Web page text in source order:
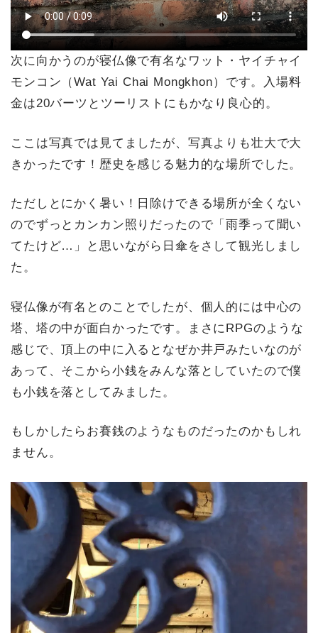
次に向かうのが寝仏像で有名なワット・ヤイチャイ
モンコン（Wat Yai Chai Mongkhon）です。入場料
金は20バーツとツーリストにもかなり良心的。
ここは写真では見てましたが、写真よりも壮大で大
きかったです！歴史を感じる魅力的な場所でした。
ただしとにかく暑い！日除けできる場所が全くない
のでずっとカンカン照りだったので「雨季って聞い
てたけど…」と思いながら日傘をさして観光しまし
た。
寝仏像が有名とのことでしたが、個人的には中心の
塔、塔の中が面白かったです。まさにRPGのような
感じで、頂上の中に入るとなぜか井戸みたいなのが
あって、そこから小銭をみんな落としていたので僕
も小銭を落としてみました。
もしかしたらお賽銭のようなものだったのかもしれ
ません。